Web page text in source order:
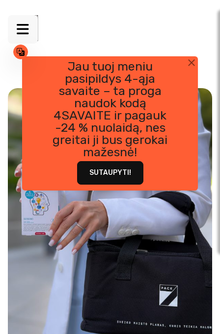
content
Jau tuoj meniu
pasipildys 4-ąja
savaite – ta proga
naudok kodą
4SAVAITE ir pagauk
-24 % nuolaidą, nes
greitai ji bus gerokai
mažesnė!
SUTAUPYTI!